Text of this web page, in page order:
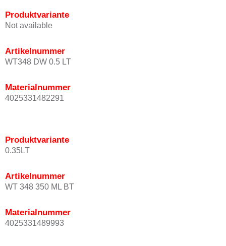
Produktvariante
Not available
Artikelnummer
WT348 DW 0.5 LT
Materialnummer
4025331482291
Produktvariante
0.35LT
Artikelnummer
WT 348 350 ML BT
Materialnummer
4025331489993